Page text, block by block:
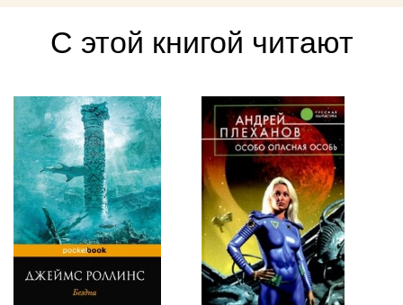
С этой книгой читают